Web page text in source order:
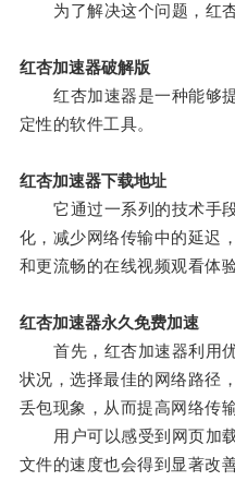
为了解决这个问题，红杏
红杏加速器破解版
红杏加速器是一种能够提
定性的软件工具。
红杏加速器下载地址
它通过一系列的技术手段
化，减少网络传输中的延迟
和更流畅的在线视频观看体验
红杏加速器永久免费加速
首先，红杏加速器利用优
状况，选择最佳的网络路径
丢包现象，从而提高网络传
用户可以感受到网页加载
文件的速度也会得到显著改善